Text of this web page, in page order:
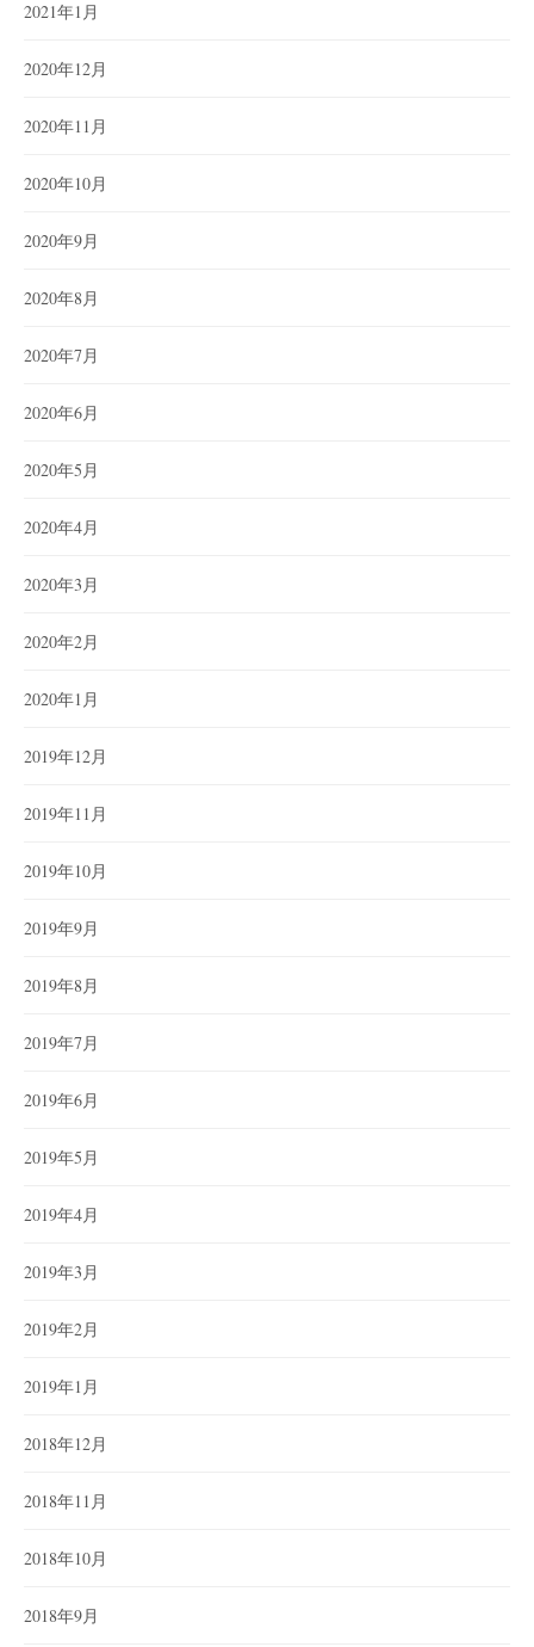
2021年1月
2020年12月
2020年11月
2020年10月
2020年9月
2020年8月
2020年7月
2020年6月
2020年5月
2020年4月
2020年3月
2020年2月
2020年1月
2019年12月
2019年11月
2019年10月
2019年9月
2019年8月
2019年7月
2019年6月
2019年5月
2019年4月
2019年3月
2019年2月
2019年1月
2018年12月
2018年11月
2018年10月
2018年9月